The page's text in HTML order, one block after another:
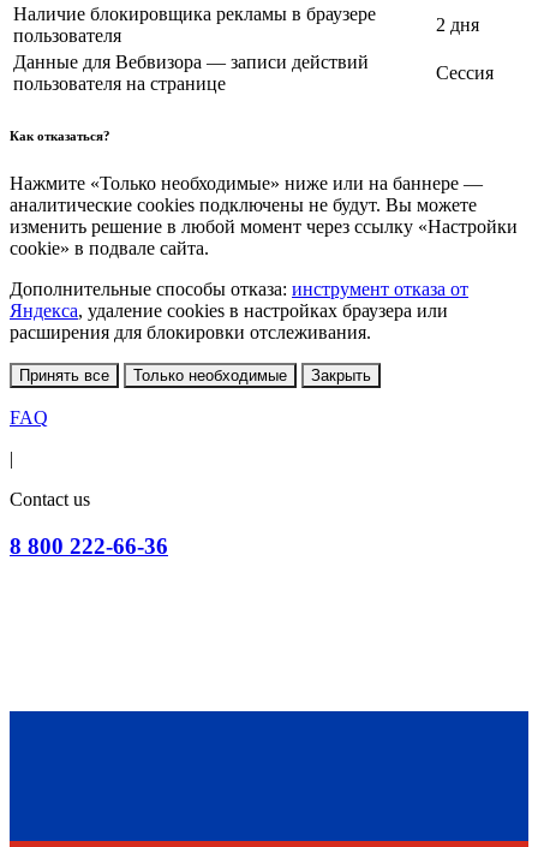
Наличие блокировщика рекламы в браузере
пользователя
2 дня
Данные для Вебвизора — записи действий
пользователя на странице
Сессия
Как отказаться?
Нажмите «Только необходимые» ниже или на баннере —
аналитические cookies подключены не будут. Вы можете
изменить решение в любой момент через ссылку «Настройки
cookie» в подвале сайта.
Дополнительные способы отказа: инструмент отказа от
Яндекса, удаление cookies в настройках браузера или
расширения для блокировки отслеживания.
Принять все Только необходимые Закрыть
FAQ
|
Contact us
8 800 222-66-36